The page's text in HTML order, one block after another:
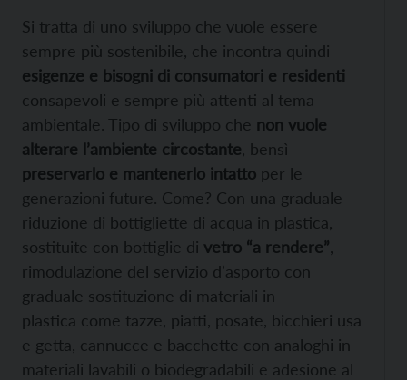
Si tratta di uno sviluppo che vuole essere
sempre più sostenibile, che incontra quindi
esigenze e bisogni di consumatori e residenti
consapevoli e sempre più attenti al tema
ambientale. Tipo di sviluppo che non vuole
alterare l’ambiente circostante , bensì
preservarlo e mantenerlo intatto per le
generazioni future. Come? Con una graduale
riduzione di bottigliette di acqua in plastica,
sostituite con bottiglie di vetro “a rendere”
rimodulazione del servizio d’asporto con
graduale sostituzione di materiali in
plastica come tazze, piatti, posate, bicchieri usa
e getta, cannucce e bacchette con analoghi in
materiali lavabili o biodegradabili e adesione al